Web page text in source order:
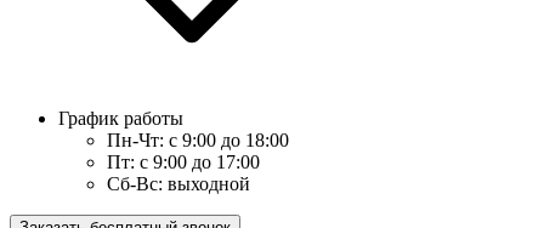
График работы
Пн-Чт: с 9:00 до 18:00
Пт: с 9:00 до 17:00
Сб-Вс: выходной